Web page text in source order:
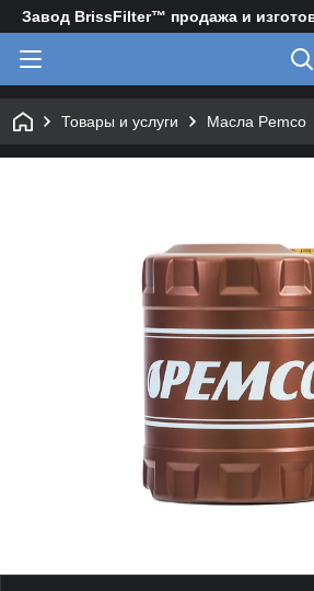
Завод BrissFilter™ продажа и
Товары и услуги Масла Pemco